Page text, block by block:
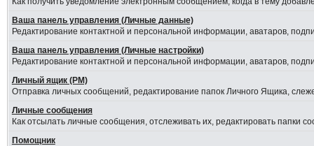
Ваша панель управления (Личные данные)
Редактирование контактной и персональной информации, аватаров,
Ваша панель управления (Личные настройки)
Редактирование контактной и персональной информации, аватаров,
Личный ящик (PM)
Отправка личных сообщений, редактирование папок Личного Ящика,
Личные сообщения
Как отсылать личные сообщения, отслеживать их, редактировать папки
Помощник